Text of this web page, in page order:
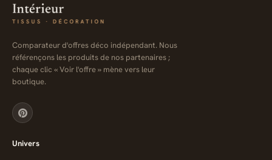
Comparateur d'offres déco indépendant. Nous
référençons les produits de nos partenaires ;
chaque clic « Voir l'offre » mène vers leur
boutique.
Univers